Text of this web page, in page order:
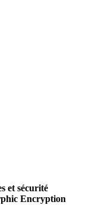
et sécurité
Encryption